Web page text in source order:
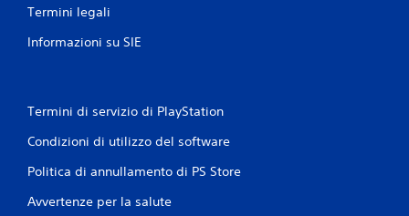
Termini legali
Informazioni su SIE
Termini di servizio di PlayStation
Condizioni di utilizzo del software
Politica di annullamento di PS Store
Avvertenze per la salute